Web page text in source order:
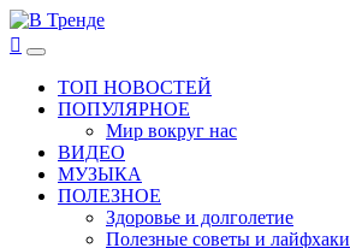
Перейти
к
содержимому
В Тренде
Самые свежие новости интернета
Основное
менюТОП НОВОСТЕЙ
ПОПУЛЯРНОЕ
Мир вокруг нас
ВИДЕО
МУЗЫКА
ПОЛЕЗНОЕ
Здоровье и долголетие
Полезные советы и лайфхаки